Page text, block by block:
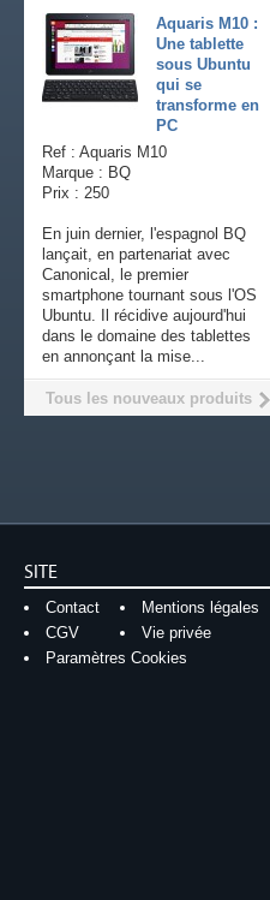
Aquaris M10 :
Une tablette
sous Ubuntu
qui se
transforme en
PC
Ref : Aquaris M10
Marque : BQ
Prix : 250
En juin dernier, l'espagnol BQ
lançait, en partenariat avec
Canonical, le premier
smartphone tournant sous l'OS
Ubuntu. Il récidive aujourd'hui
dans le domaine des tablettes
en annonçant la mise...
Tous les nouveaux produits
SITE
Contact
Mentions légales
CGV
Vie privée
Paramètres Cookies